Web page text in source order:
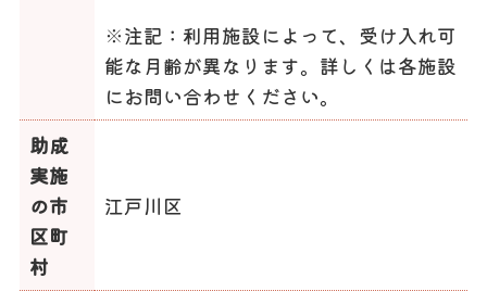
※注記：利用施設によって、受け入れ可
能な月齢が異なります。詳しくは各施設
にお問い合わせください。
助成
実施
の市
区町
村
江戸川区